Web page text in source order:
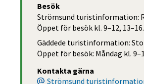
Besök
Strömsund turistinformation:
Öppet för besök kl. 9–12, 13–16.
Gäddede turistinformation:
Öppet för besök: Måndag kl.
Kontakta gärna
Strömsund